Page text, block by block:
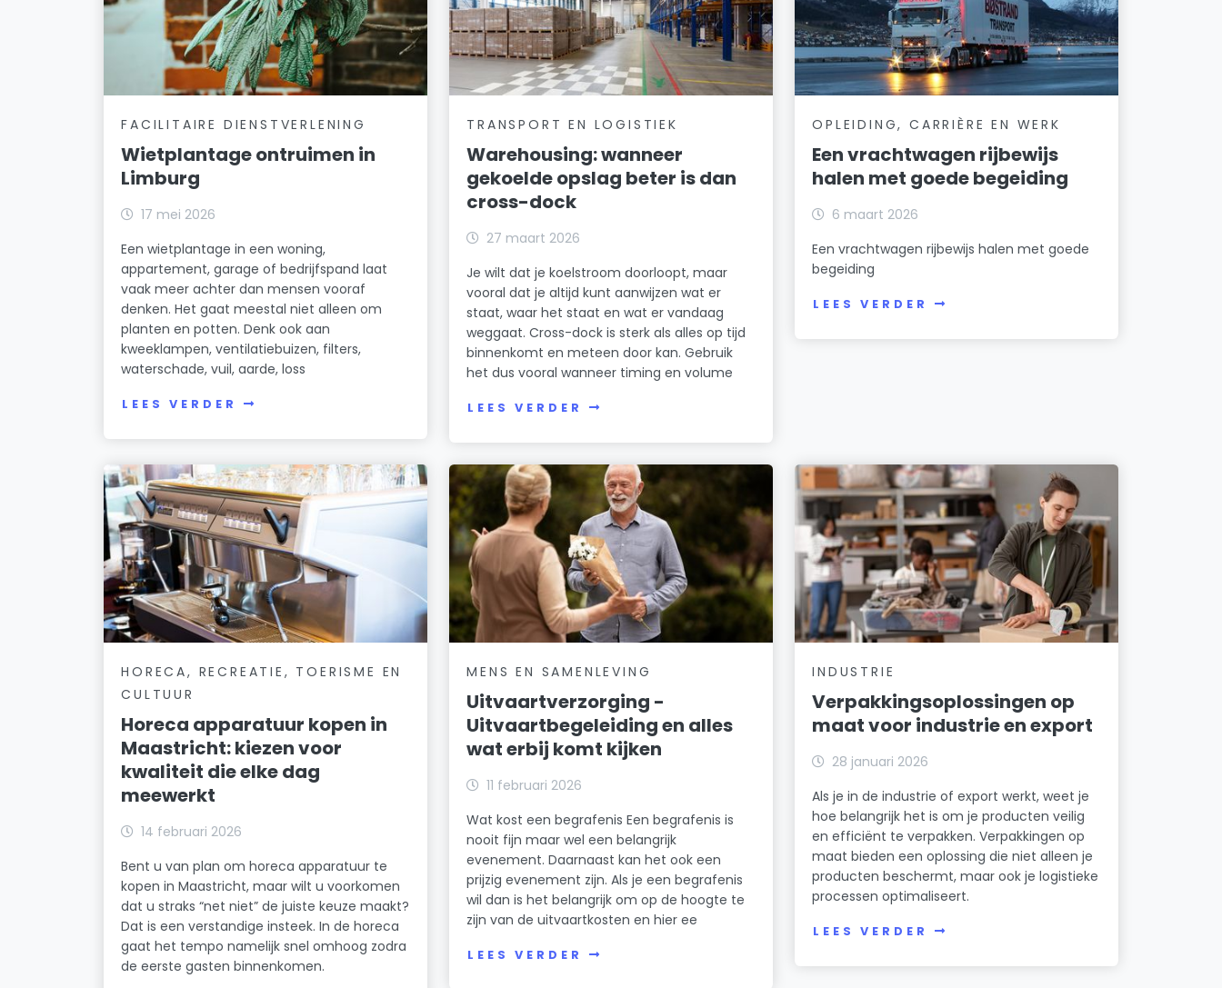
FACILITAIRE DIENSTVERLENING
Wietplantage ontruimen in
Limburg
17 mei 2026
Een wietplantage in een woning,
appartement, garage of bedrijfspand laat
vaak meer achter dan mensen vooraf
denken. Het gaat meestal niet alleen om
planten en potten. Denk ook aan
kweeklampen, ventilatiebuizen, filters,
waterschade, vuil, aarde, loss
LEES VERDER
TRANSPORT EN LOGISTIEK
Warehousing: wanneer
gekoelde opslag beter is dan
cross-dock
27 maart 2026
Je wilt dat je koelstroom doorloopt, maar
vooral dat je altijd kunt aanwijzen wat er
staat, waar het staat en wat er vandaag
weggaat. Cross-dock is sterk als alles op tijd
binnenkomt en meteen door kan. Gebruik
het dus vooral wanneer timing en volume
LEES VERDER
OPLEIDING, CARRIÈRE EN WERK
Een vrachtwagen rijbewijs
halen met goede begeiding
6 maart 2026
Een vrachtwagen rijbewijs halen met goede
begeiding
LEES VERDER
HORECA, RECREATIE, TOERISME EN
CULTUUR
Horeca apparatuur kopen in
Maastricht: kiezen voor
kwaliteit die elke dag
meewerkt
14 februari 2026
Bent u van plan om horeca apparatuur te
kopen in Maastricht, maar wilt u voorkomen
dat u straks “net niet” de juiste keuze maakt?
Dat is een verstandige insteek. In de horeca
gaat het tempo namelijk snel omhoog zodra
de eerste gasten binnenkomen.
MENS EN SAMENLEVING
Uitvaartverzorging -
Uitvaartbegeleiding en alles
wat erbij komt kijken
11 februari 2026
Wat kost een begrafenis Een begrafenis is
nooit fijn maar wel een belangrijk
evenement. Daarnaast kan het ook een
prijzig evenement zijn. Als je een begrafenis
wil dan is het belangrijk om op de hoogte te
zijn van de uitvaartkosten en hier ee
LEES VERDER
INDUSTRIE
Verpakkingsoplossingen op
maat voor industrie en export
28 januari 2026
Als je in de industrie of export werkt, weet je
hoe belangrijk het is om je producten veilig
en efficiënt te verpakken. Verpakkingen op
maat bieden een oplossing die niet alleen je
producten beschermt, maar ook je logistieke
processen optimaliseert.
LEES VERDER